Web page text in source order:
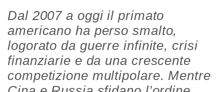
Dal 2007 a oggi il primato
americano ha perso smalto,
logorato da guerre infinite, crisi
finanziarie e da una crescente
competizione multipolare. Mentre